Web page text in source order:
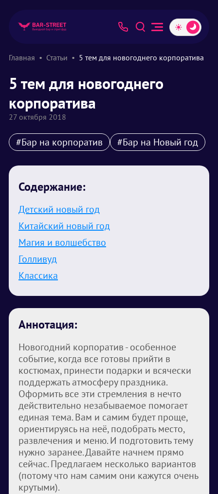
Главная Статьи 5 тем для новогоднего корпоратива
5 тем для новогоднего
корпоратива
27 октября 2018
#Бар на корпоратив #Бар на Новый год
Содержание:
Детский новый год
Китайский новый год
Магия и волшебство
Голливуд
Классика
Аннотация:
Новогодний корпоратив - особенное
событие, когда все готовы прийти в
костюмах, принести подарки и всячески
поддержать атмосферу праздника.
Оформить все эти стремления в нечто
действительно незабываемое помогает
единая тема. Вам и самим будет проще,
ориентируясь на неё, подобрать место,
развлечения и меню. И подготовить тему
нужно заранее. Давайте начнем прямо
сейчас. Предлагаем несколько вариантов
(потому что нам самим они кажутся очень
крутыми).